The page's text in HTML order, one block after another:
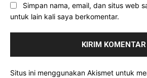
Simpan nama, email, dan situs web
untuk lain kali saya berkomentar.
Situs ini menggunakan Akismet untuk